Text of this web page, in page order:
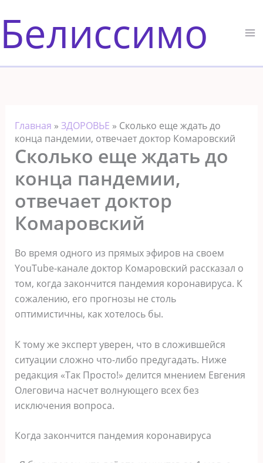
к
содержимому
Белиссимо
Главная » ЗДОРОВЬЕ » Сколько еще ждать до
конца пандемии, отвечает доктор Комаровский
Сколько еще ждать до
конца пандемии,
отвечает доктор
Комаровский
Во время одного из прямых эфиров на своем
YouTube-канале доктор Комаровский рассказал о
том, когда закончится пандемия коронавируса. К
сожалению, его прогнозы не столь
оптимистичны, как хотелось бы.
К тому же эксперт уверен, что в сложившейся
ситуации сложно что-либо предугадать. Ниже
редакция «Так Просто!» делится мнением Евгения
Олеговича насчет волнующего всех без
исключения вопроса.
Когда закончится пандемия коронавируса